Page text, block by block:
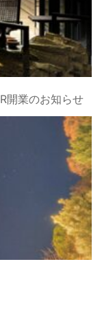
開業のお知らせ